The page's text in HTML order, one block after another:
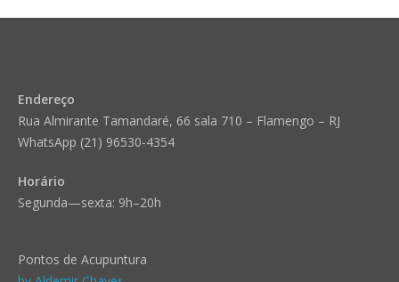
Endereço
Rua Almirante Tamandaré, 66 sala 710 – Flamengo – RJ
WhatsApp (21) 96530-4354
Horário
Segunda—sexta: 9h–20h
Pontos de Acupuntura